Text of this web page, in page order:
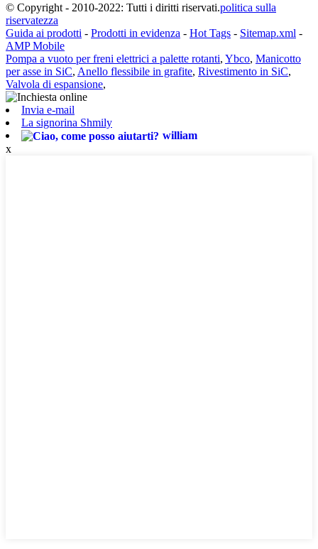
© Copyright - 2010-2022: Tutti i diritti riservati.politica sulla
riservatezza
Guida ai prodotti - Prodotti in evidenza - Hot Tags - Sitemap.xml -
AMP Mobile
Pompa a vuoto per freni elettrici a palette rotanti, Ybco, Manicotto
per asse in SiC, Anello flessibile in grafite, Rivestimento in SiC,
Valvola di espansione,
Invia e-mail
La signorina Shmily
william
x